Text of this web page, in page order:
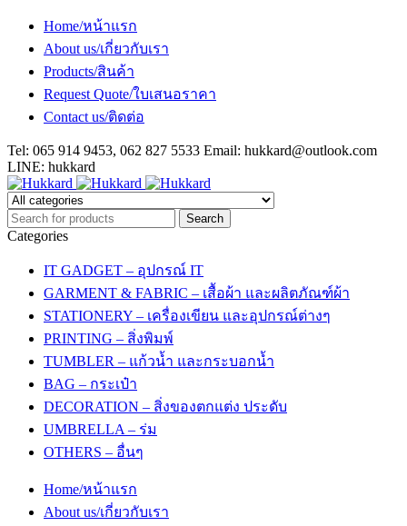
Home/หน้าแรก
About us/เกี่ยวกับเรา
Products/สินค้า
Request Quote/ใบเสนอราคา
Contact us/ติดต่อ
Tel: 065 914 9453, 062 827 5533 Email: hukkard@outlook.com
LINE: hukkard
Categories
IT GADGET – อุปกรณ์ IT
GARMENT & FABRIC – เสื้อผ้า และผลิตภัณฑ์ผ้า
STATIONERY – เครื่องเขียน และอุปกรณ์ต่างๆ
PRINTING – สิ่งพิมพ์
TUMBLER – แก้วน้ำ และกระบอกน้ำ
BAG – กระเป๋า
DECORATION – สิ่งของตกแต่ง ประดับ
UMBRELLA – ร่ม
OTHERS – อื่นๆ
Home/หน้าแรก
About us/เกี่ยวกับเรา